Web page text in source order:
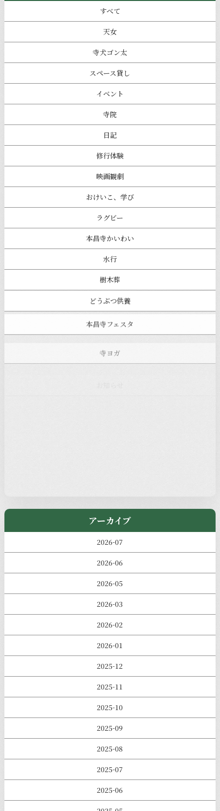
すべて
天女
寺犬ゴン太
スペース貸し
イベント
寺院
日記
修行体験
映画観劇
おけいこ、学び
ラグビー
本昌寺かいわい
水行
樹木葬
どうぶつ供養
本昌寺フェスタ
お知らせ
アーカイブ
2026-07
2026-06
2026-05
2026-03
2026-02
2026-01
2025-12
2025-11
2025-10
2025-09
2025-08
2025-07
2025-06